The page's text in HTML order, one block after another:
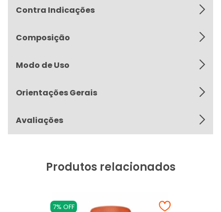
Contra Indicações
Composição
Modo de Uso
Orientações Gerais
Avaliações
Produtos relacionados
7% OFF